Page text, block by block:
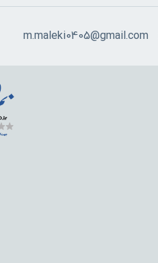
m.maleki0405@gmail.com